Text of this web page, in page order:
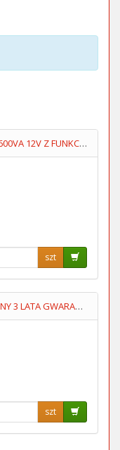
ZASILACZ AWARYJNY KEMOT 2200/1600VA 12V Z FUNKCJĄ ŁADOWANIA
szt
CZUJNIK DYMU KID2030DSR BATERYJNY 3 LATA GWARANCJI KIDDE
szt